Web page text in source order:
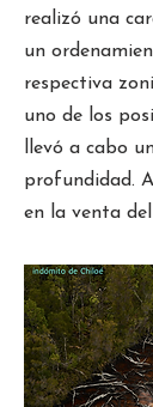
realizó una
un
respectiva
uno de los
llevó a cabo
profundidad.
en la venta